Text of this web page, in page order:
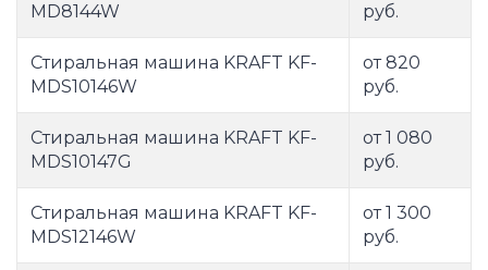
MD8144W
руб.
Стиральная машина KRAFT KF-
MDS10146W
от 820
руб.
Стиральная машина KRAFT KF-
MDS10147G
от 1 080
руб.
Стиральная машина KRAFT KF-
MDS12146W
от 1 300
руб.